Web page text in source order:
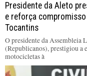
Presidente da Aleto
e reforça
Tocantins
O presidente da Assembleia
(Republicanos), prestigiou a
motocicletas à